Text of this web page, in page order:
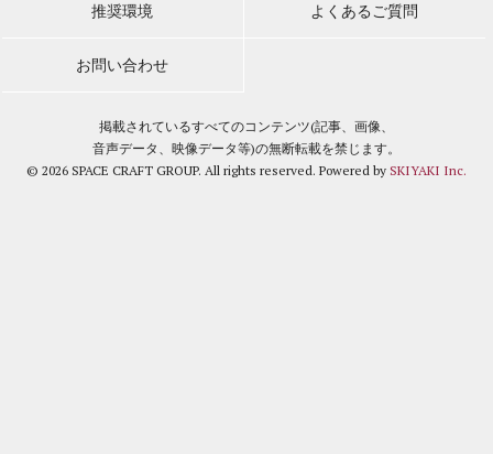
推奨環境 よくあるご質問
お問い合わせ
掲載されているすべてのコンテンツ(記事、画像、
音声データ、映像データ等)の無断転載を禁じます。
© 2026 SPACE CRAFT GROUP. All rights reserved. Powered by SKIYAKI Inc.